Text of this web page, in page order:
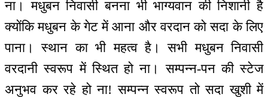
ना। मधुबन निवासी बनना भी भाग्यवान की निशानी है
क्योंकि मधुबन के गेट में आना और वरदान को सदा के लिए
पाना। स्थान का भी महत्व है। सभी मधुबन निवासी
वरदानी स्वरूप में स्थित हो ना। सम्पन्न-पन की स्टेज
अनुभव कर रहे हो ना! सम्पन्न स्वरूप तो सदा खुशी में